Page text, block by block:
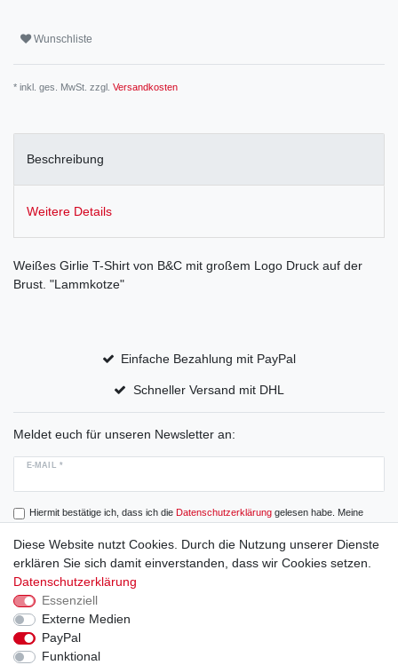
Wunschliste
* inkl. ges. MwSt. zzgl. Versandkosten
Beschreibung
Weitere Details
Weißes Girlie T-Shirt von B&C mit großem Logo Druck auf der
Brust. "Lammkotze"
Einfache Bezahlung mit PayPal
Schneller Versand mit DHL
Meldet euch für unseren Newsletter an:
E-MAIL *
Hiermit bestätige ich, dass ich die Daten­schutz­erklärunggelesen habe. Meine
Einwilligung kann ich jederzeit widerrufen.
Abonnieren
Widerrufs­recht
Diese Website nutzt Cookies. Durch die Nutzung unserer Dienste
erklären Sie sich damit einverstanden, dass wir Cookies setzen.
Datenschutzerklärung
Essenziell
Externe Medien
PayPal
Funktional